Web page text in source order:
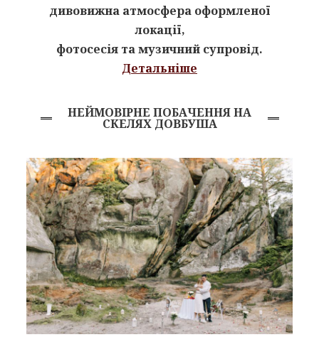
дивовижна атмосфера оформленої
локації,
фотосесія та музичний супровід.
Детальніше
НЕЙМОВІРНЕ ПОБАЧЕННЯ НА
СКЕЛЯХ ДОВБУША